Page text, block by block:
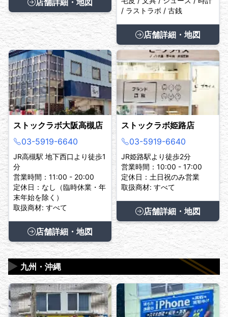
/ ラストラボ / 古銭
店舗詳細・地図
ストックラボ大阪高槻店
03-5919-6640
JR高槻駅 地下西口より徒歩1
分
営業時間：11:00 - 20:00
定休日：なし（臨時休業・年
末年始を除く）
取扱商材: すべて
店舗詳細・地図
ストックラボ姫路店
03-5919-6640
JR姫路駅より徒歩2分
営業時間：10:00 - 17:00
定休日：土日祝のみ営業
取扱商材: すべて
店舗詳細・地図
九州・沖縄
▶